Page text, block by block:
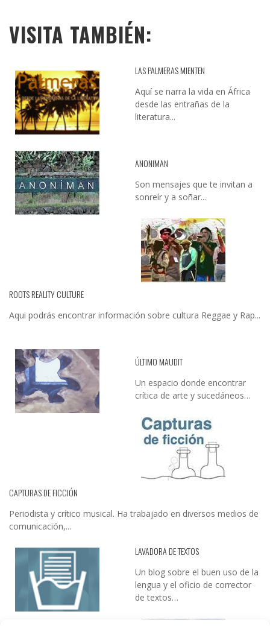
VISITA TAMBIÉN:
LAS PALMERAS MIENTEN
Aquí se narra la vida en África
desde las entrañas de la
literatura...
ANONIMAN
Son mensajes que te invitan a
sonreír y a soñar...
ROOTS REALITY CULTURE
Aqui podrás encontrar información sobre cultura Reggae y Rap...
ÚLTIMO MAUDIT
Un espacio donde encontrar
crítica de arte y sucedáneos…
CAPTURAS DE FICCIÓN
Periodista y crítico musical. Ha trabajado en diversos medios de
comunicación,...
LAVADORA DE TEXTOS
Un blog sobre el buen uso de la
lengua y el oficio de corrector
de textos…